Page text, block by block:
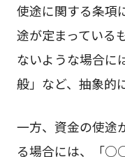
使途に関する条項
途が定まっている
ないような場合
般」など、抽象的
一方、資金の使途
る場合には、「